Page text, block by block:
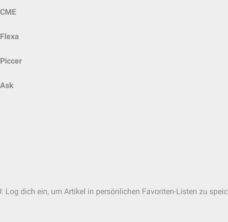
CME
Flexa
Piccer
Ask
Log dich ein, um Artikel in persönlichen Favoriten-Listen zu